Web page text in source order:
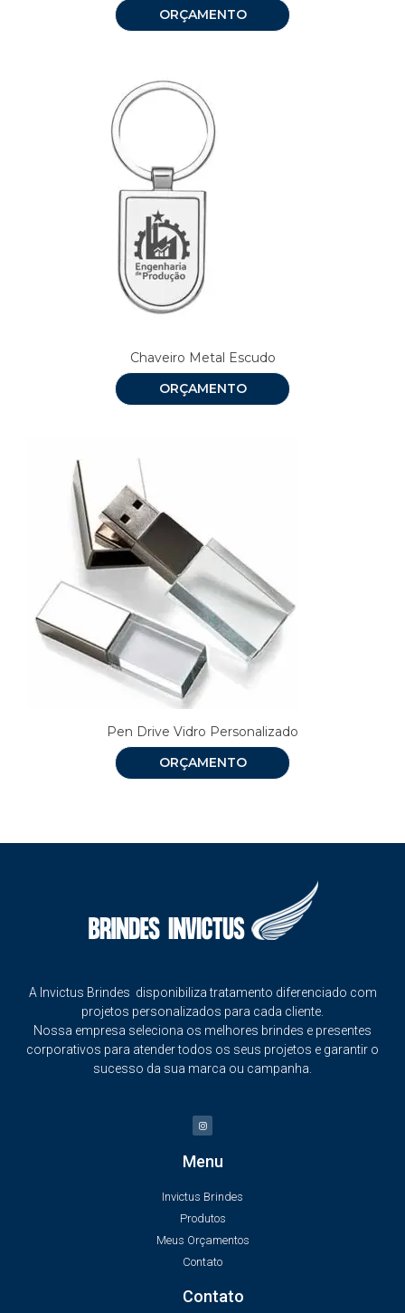
ORÇAMENTO
Chaveiro Metal Escudo
ORÇAMENTO
Pen Drive Vidro Personalizado
ORÇAMENTO
A Invictus Brindes disponibiliza tratamento diferenciado com
projetos personalizados para cada cliente.
Nossa empresa seleciona os melhores brindes e presentes
corporativos para atender todos os seus projetos e garantir o
sucesso da sua marca ou campanha.
Menu
Invictus Brindes
Produtos
Meus Orçamentos
Contato
Contato